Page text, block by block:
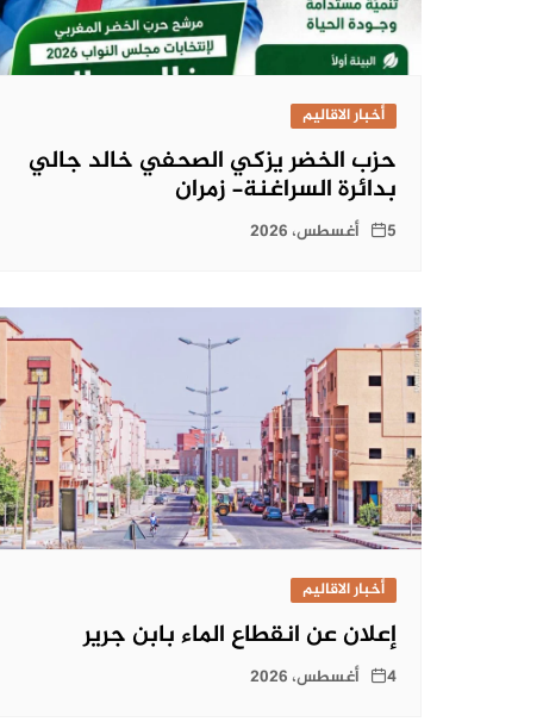
أخبار الاقاليم
حزب الخضر يزكي الصحفي خالد جالي
بدائرة السراغنة- زمران
5 أغسطس، 2026
أخبار الاقاليم
إعلان عن انقطاع الماء بابن جرير
4 أغسطس، 2026